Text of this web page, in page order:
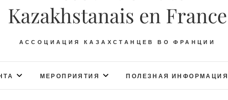
Kazakhstanais en France
АССОЦИАЦИЯ КАЗАХСТАНЦЕВ ВО ФРАНЦИИ
МЕРОПРИЯТИЯ ПОЛЕЗНАЯ ИНФОРМАЦИЯ